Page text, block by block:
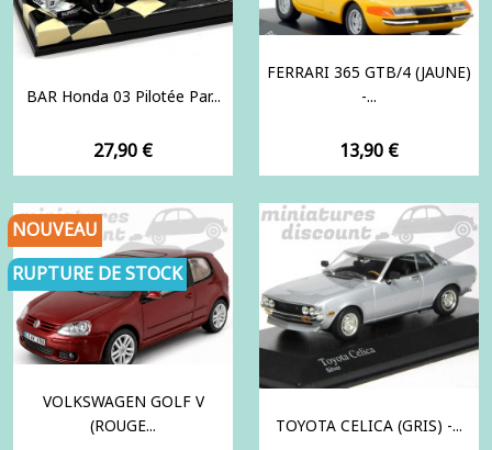
BAR Honda 03 Pilotée Par...
Prix
27,90 €
FERRARI 365 GTB/4 (JAUNE)
-...
Prix
13,90 €
VOLKSWAGEN GOLF V
(ROUGE...
NOUVEAU
RUPTURE DE STOCK
TOYOTA CELICA (GRIS) -...